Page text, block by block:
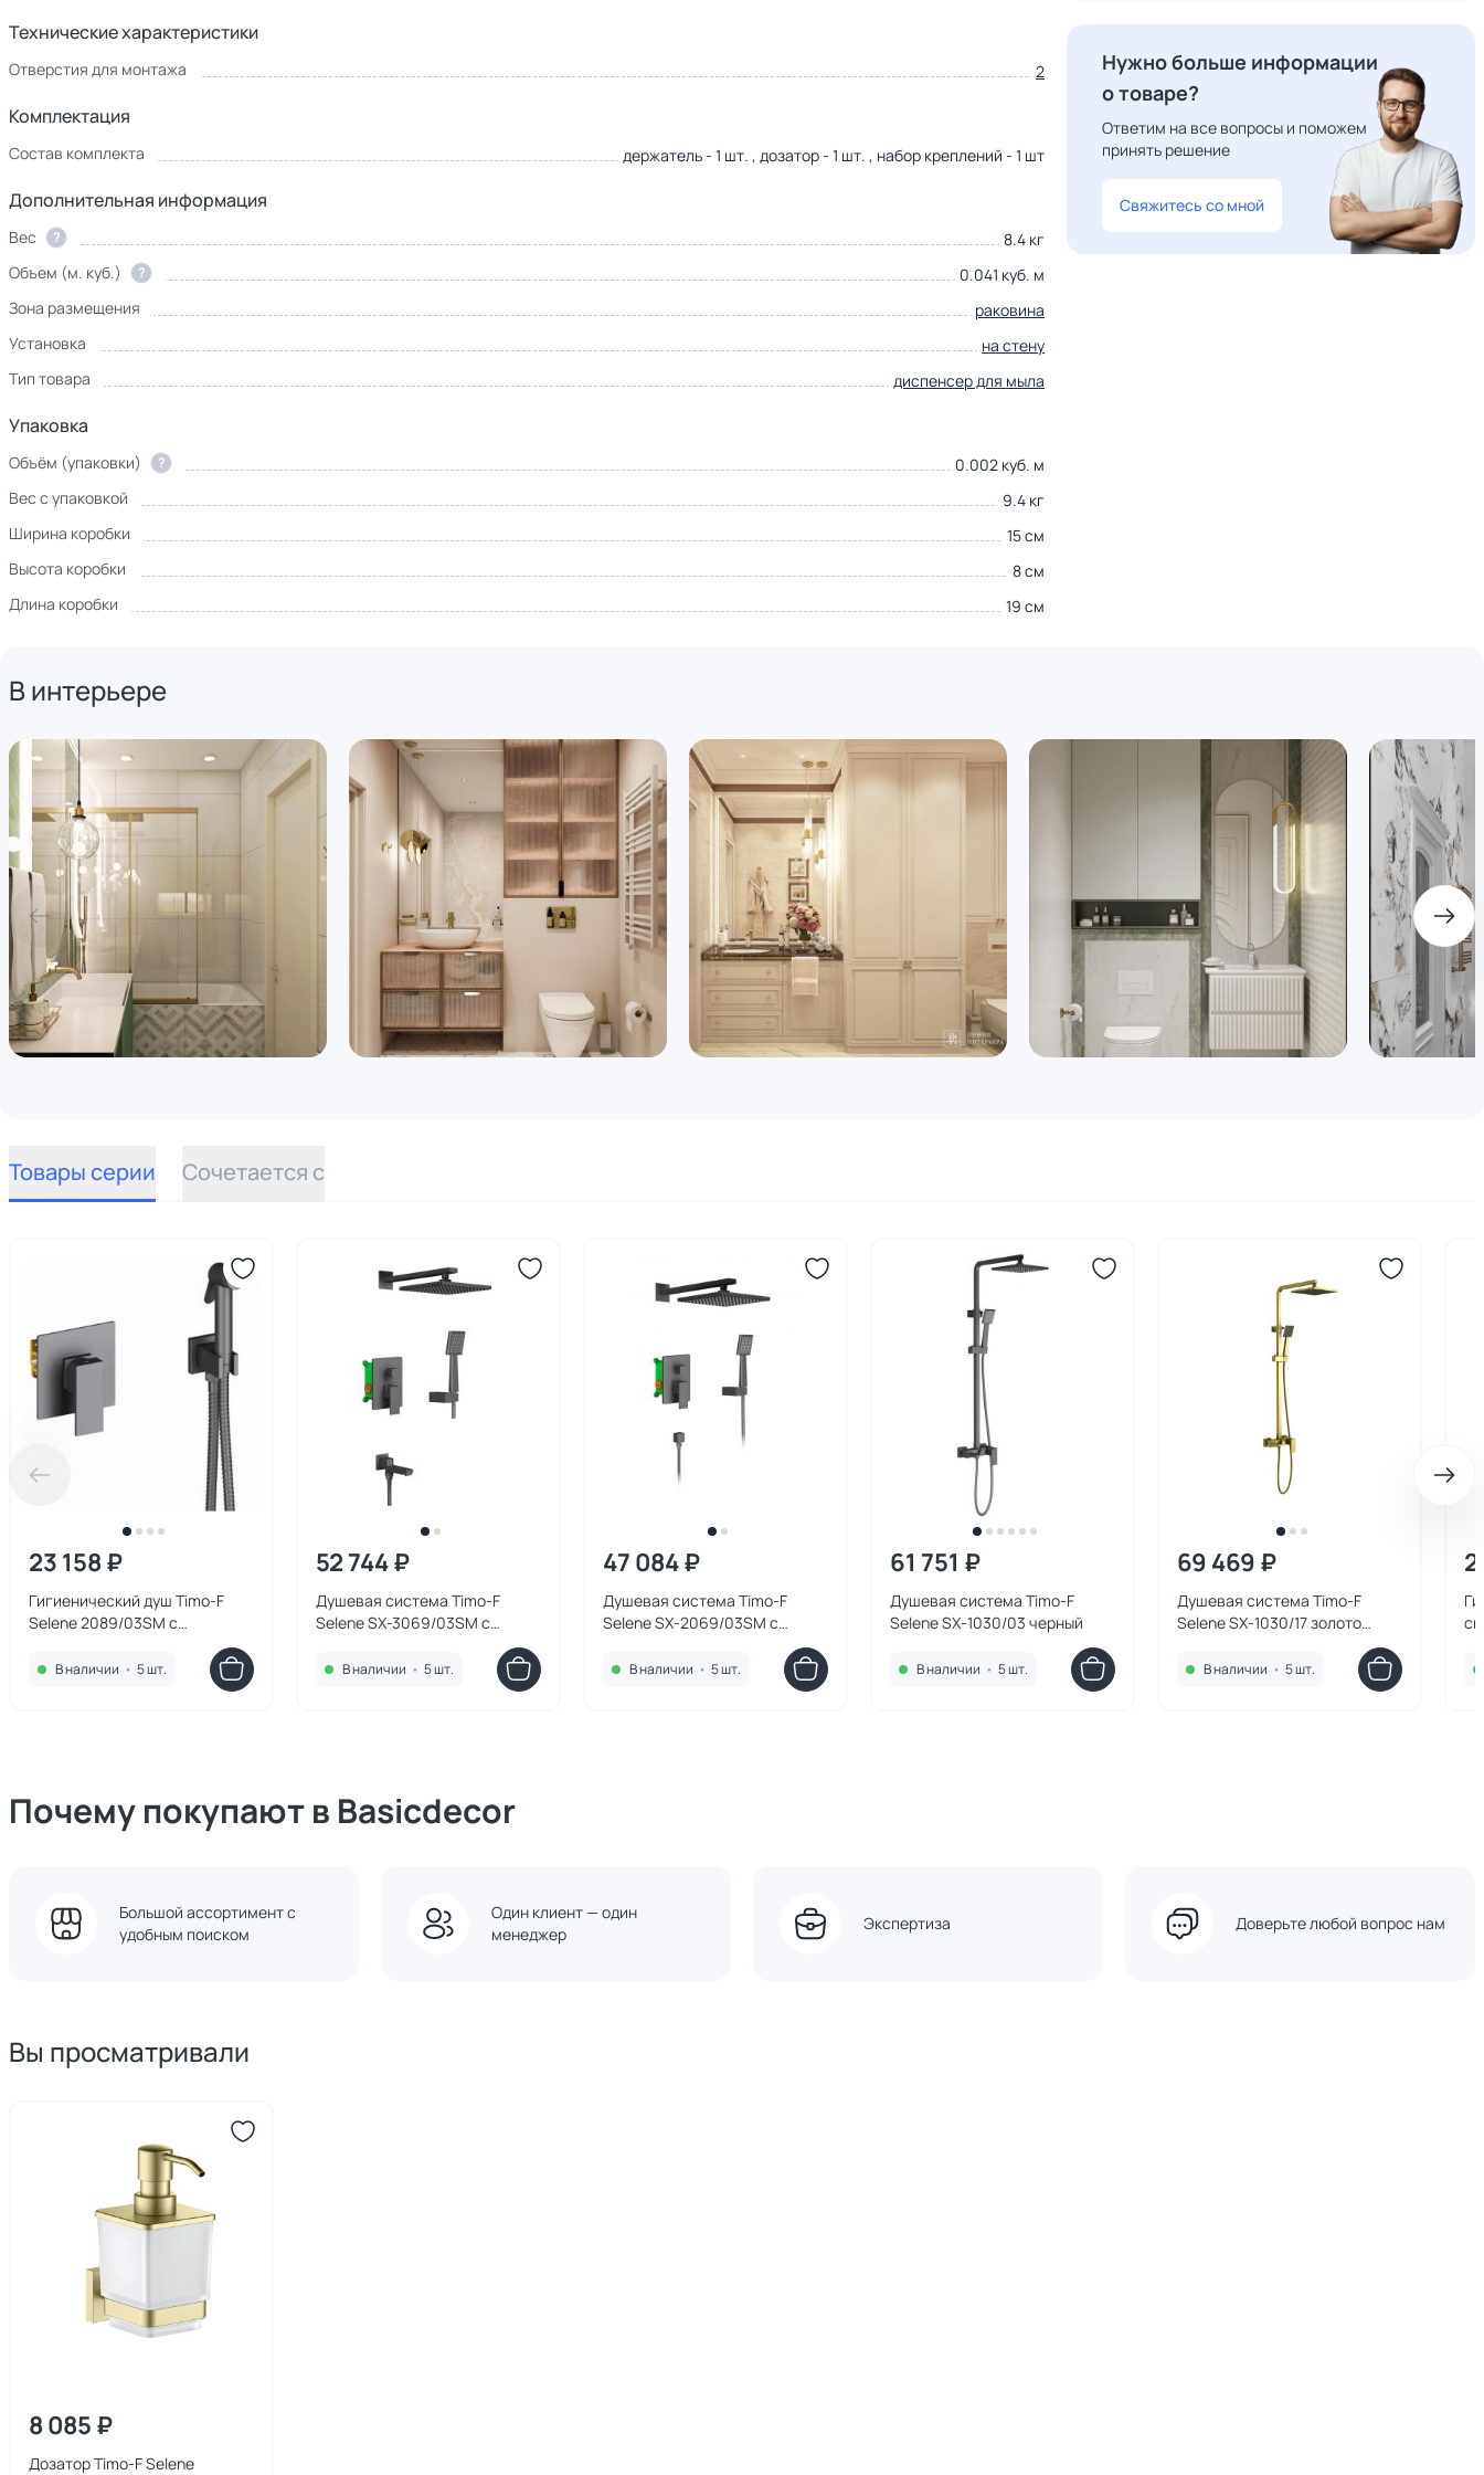
Технические характеристики
Отверстия для монтажа 2
Комплектация
Состав комплекта держатель - 1 шт. , дозатор - 1 шт. , набор креплений - 1 шт
Дополнительная информация
Вес ?
8.4 кг
Объем (м. куб.)
?
0.041 куб. м
Зона размещения
раковина
Установка
на стену
Тип товара
диспенсер для мыла
Упаковка
Объём (упаковки) ?
0.002 куб. м
Вес с упаковкой
9.4 кг
Ширина коробки
15 см
Высота коробки
8 см
Длина коробки
19 см
Нужно больше информации
о товаре?
Ответим на все вопросы и поможем
принять решение
Свяжитесь со мной
В интерьере
Товары серии Сочетается с
23 158 ₽
Гигиенический душ Timo-F
Selene 2089/03SM с
внутренней частью черный
В наличии • 5 шт.
52 744 ₽
Душевая система Timo-F
Selene SX-3069/03SM с
внутренней частью черный
В наличии • 5 шт.
47 084 ₽
Душевая система Timo-F
Selene SX-2069/03SM с
внутренней частью черный
В наличии • 5 шт.
61 751 ₽
Душевая система Timo-F
Selene SX-1030/03 черный
В наличии • 5 шт.
69 469 ₽
Душевая система Timo-F
Selene SX-1030/17 золото
В наличии • 5 шт.
Почему покупают в Basicdecor
Большой ассортимент с
удобным поиском
Один клиент — один
менеджер
Экспертиза Доверьте любой вопрос нам
Вы просматривали
8 085 ₽
Дозатор Timo-F Selene